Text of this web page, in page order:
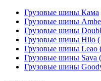
Грузовые шины Кама
Грузовые шины
Грузовые шины
Грузовые шины Hilo
Грузовые шины Leao
Грузовые шины Sava
Грузовые шины